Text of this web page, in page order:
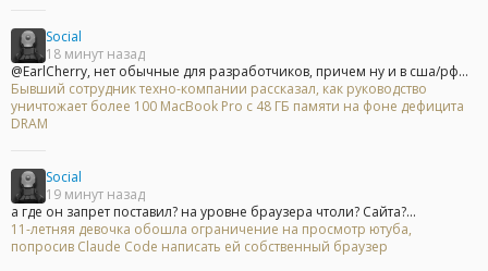
Social
18 минут назад
@EarlCherry, нет обычные для разработчиков, причем ну и в сша/рф...
Бывший сотрудник техно-компании рассказал, как руководство
уничтожает более 100 MacBook Pro с 48 ГБ памяти на фоне дефицита
DRAM
Social
19 минут назад
а где он запрет поставил? на уровне браузера чтоли? Сайта?...
11-летняя девочка обошла ограничение на просмотр ютуба,
попросив Claude Code написать ей собственный браузер